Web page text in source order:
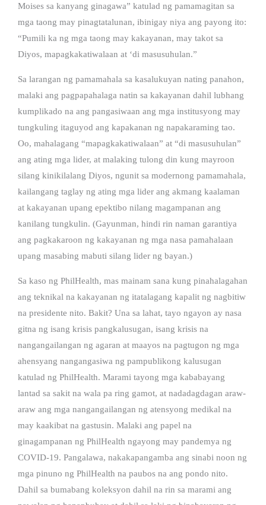
Moises sa kanyang ginagawa” katulad ng pamamagitan sa
mga taong may pinagtatalunan, ibinigay niya ang payong ito:
“Pumili ka ng mga taong may kakayanan, may takot sa
Diyos, mapagkakatiwalaan at ‘di masusuhulan.”
Sa larangan ng pamamahala sa kasalukuyan nating panahon,
malaki ang pagpapahalaga natin sa kakayanan dahil lubhang
kumplikado na ang pangasiwaan ang mga institusyong may
tungkuling itaguyod ang kapakanan ng napakaraming tao.
Oo, mahalagang “mapagkakatiwalaan” at “di masusuhulan”
ang ating mga lider, at malaking tulong din kung mayroon
silang kinikilalang Diyos, ngunit sa modernong pamamahala,
kailangang taglay ng ating mga lider ang akmang kaalaman
at kakayanan upang epektibo nilang magampanan ang
kanilang tungkulin. (Gayunman, hindi rin naman garantiya
ang pagkakaroon ng kakayanan ng mga nasa pamahalaan
upang masabing mabuti silang lider ng bayan.)
Sa kaso ng PhilHealth, mas mainam sana kung pinahalagahan
ang teknikal na kakayanan ng itatalagang kapalit ng nagbitiw
na presidente nito. Bakit? Una sa lahat, tayo ngayon ay nasa
gitna ng isang krisis pangkalusugan, isang krisis na
nangangailangan ng agaran at maayos na pagtugon ng mga
ahensyang nangangasiwa ng pampublikong kalusugan
katulad ng PhilHealth. Marami tayong mga kababayang
lantad sa sakit na wala pa ring gamot, at nadadagdagan araw-
araw ang mga nangangailangan ng atensyong medikal na
may kaakibat na gastusin. Malaki ang papel na
ginagampanan ng PhilHealth ngayong may pandemya ng
COVID-19. Pangalawa, nakakapangamba ang sinabi noon ng
mga pinuno ng PhilHealth na paubos na ang pondo nito.
Dahil sa bumabang koleksyon dahil na rin sa marami ang